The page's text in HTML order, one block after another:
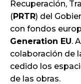
Recuperación,
(PRTR) del
con fondos
Generation EU.
colaboración de
cedido los
de las obras.